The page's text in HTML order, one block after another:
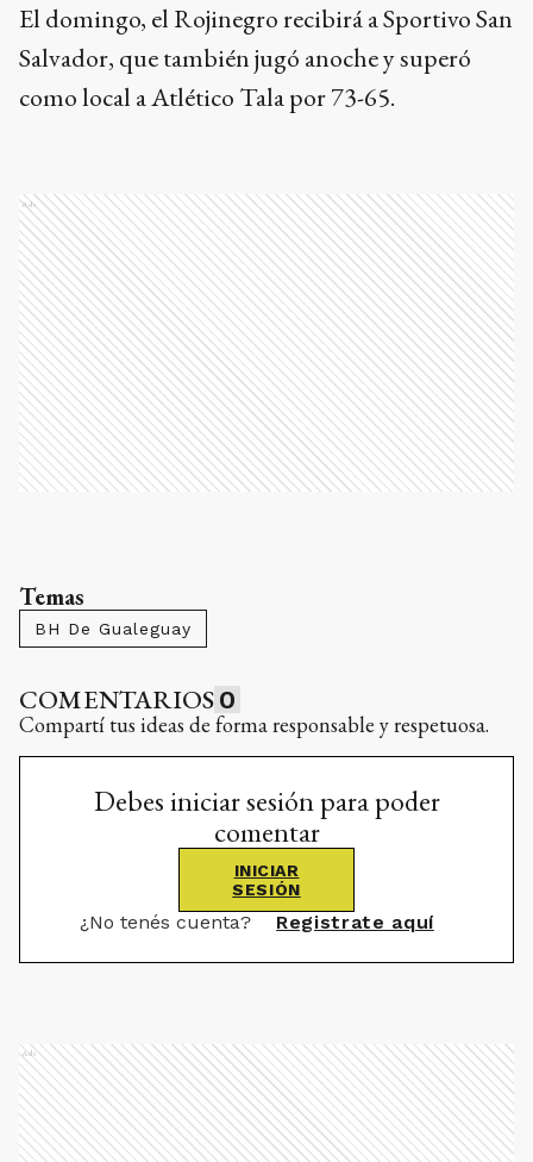
El domingo, el Rojinegro recibirá a Sportivo San
Salvador, que también jugó anoche y superó
como local a Atlético Tala por 73-65.
Ads
Temas
BH De Gualeguay
COMENTARIOS 0
Compartí tus ideas de forma responsable y respetuosa.
Debes iniciar sesión para poder
comentar
INICIAR
SESIÓN
¿No tenés cuenta? Registrate aquí
Ads